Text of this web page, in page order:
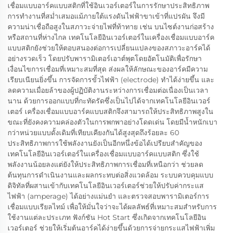
เชื่อมแบบอาร์คแบบสติกที่ใช้อินเวอร์เตอร์ในการรักษาประสิทธิภาพ
การทำงานที่สม่ำเสมอแม้ภายใต้แรงดันไฟฟ้าขาเข้าที่แปรผัน จึงมี
ความน่าเชื่อถือสูงในสภาวะจ่ายไฟที่ท้าทาย เช่น บนไซต์งานก่อสร้าง
หรือสถานที่ห่างไกล เทคโนโลยีอินเวอร์เตอร์ในเครื่องเชื่อมแบบอาร์ค
แบบสติกยังช่วยให้ตอบสนองต่อการเปลี่ยนแปลงของสภาวะอาร์คได้
อย่างรวดเร็ว โดยปรับพารามิเตอร์เอาต์พุตโดยอัตโนมัติเพื่อรักษา
เงื่อนไขการเชื่อมที่เหมาะสมที่สุด ส่งผลให้ลักษณะของอาร์คมีความ
เรียบเนียนยิ่งขึ้น การจัดการขั้วไฟฟ้า (electrode) ทำได้ง่ายขึ้น และ
ลดความเมื่อยล้าของผู้ปฏิบัติงานระหว่างการเชื่อมต่อเนื่องเป็นเวลา
นาน ด้วยการออกแบบที่กะทัดรัดซึ่งเป็นไปได้จากเทคโนโลยีอินเวอร์
เตอร์ เครื่องเชื่อมแบบอาร์คแบบสติกจึงสามารถให้ประสิทธิภาพสูงใน
ขณะที่ยังคงความคล่องตัวในการพกพาอย่างโดดเด่น โดยมีน้ำหนักเบา
กว่าหน่วยแบบดั้งเดิมที่เทียบเคียงกันได้สูงสุดถึงร้อยละ 60
ประสิทธิภาพการใช้พลังงานยังเป็นอีกหนึ่งข้อได้เปรียบสำคัญของ
เทคโนโลยีอินเวอร์เตอร์ในเครื่องเชื่อมแบบอาร์คแบบสติก ซึ่งใช้
พลังงานน้อยลงแต่ยังให้ประสิทธิภาพการเชื่อมที่เหนือกว่า ช่วยลด
ต้นทุนการดำเนินงานและผลกระทบต่อสิ่งแวดล้อม ระบบควบคุมแบบ
ดิจิทัลที่ผสานเข้ากับเทคโนโลยีอินเวอร์เตอร์ช่วยให้ปรับค่ากระแส
ไฟฟ้า (amperage) ได้อย่างแม่นยำ และตรวจสอบพารามิเตอร์การ
เชื่อมแบบเรียลไทม์ เพื่อให้มั่นใจว่าจะได้ผลลัพธ์ที่เหมาะสมสำหรับการ
ใช้งานแต่ละประเภท ฟังก์ชัน Hot Start ซึ่งเกิดจากเทคโนโลยีอิน
เวอร์เตอร์ ช่วยให้เริ่มต้นอาร์คได้ง่ายขึ้นด้วยการจ่ายกระแสไฟฟ้าเพิ่ม